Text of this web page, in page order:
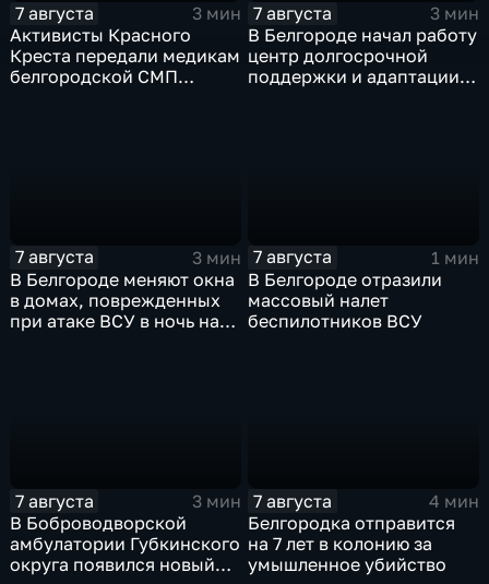
7 августа
3 мин
Активисты Красного
Креста передали медикам
белгородской СМП
7 августа
3 мин
В Белгороде начал работу
центр долгосрочной
поддержки и адаптации
7 августа
3 мин
В Белгороде меняют окна
в домах, поврежденных
при атаке ВСУ в ночь на
7 августа
1 мин
В Белгороде отразили
массовый налет
беспилотников ВСУ
7 августа
3 мин
В Боброводворской
амбулатории Губкинского
округа появился новый
7 августа
4 мин
Белгородка отправится
на 7 лет в колонию за
умышленное убийство